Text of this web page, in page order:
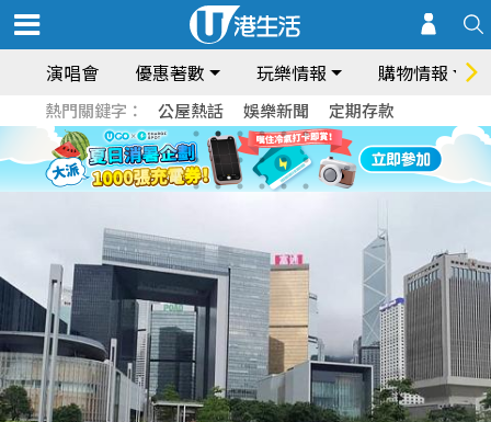
演唱會 優惠著數 玩樂情報 購物情報
熱門關鍵字： 公屋熱話 娛樂新聞 定期存款